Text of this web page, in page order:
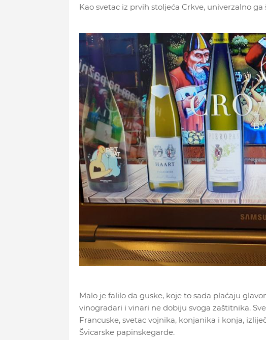
Kao svetac iz prvih stoljeća Crkve, univerzalno
Malo je falilo da guske, koje to sada plaćaju
vinogradari i vinari ne dobiju svoga zaštitnika.
Francuske, svetac vojnika, konjanika i konja,
Švicarske papinskegarde.